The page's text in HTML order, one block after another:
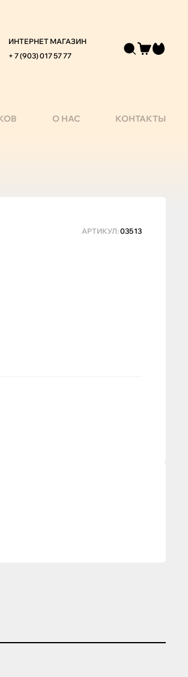
ИНТЕРНЕТ МАГАЗИН
+ 7 (903) 017 57 77
О НАС КОНТАКТЫ
АРТИКУЛ: 03513